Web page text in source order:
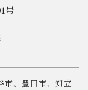
号
市、豊田市、知立